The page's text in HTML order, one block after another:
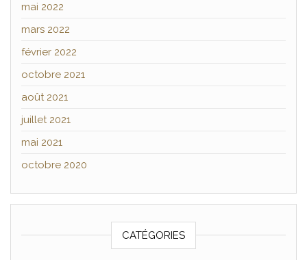
mai 2022
mars 2022
février 2022
octobre 2021
août 2021
juillet 2021
mai 2021
octobre 2020
CATÉGORIES